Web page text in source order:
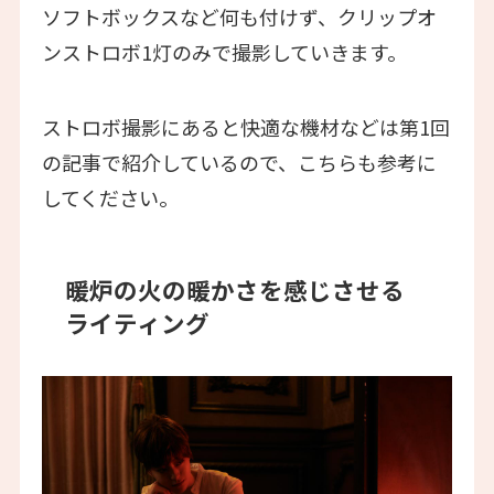
ソフトボックスなど何も付けず、クリップオ
ンストロボ1灯のみで撮影していきます。
ストロボ撮影にあると快適な機材などは第1回
の記事で紹介しているので、こちらも参考に
してください。
暖炉の火の暖かさを感じさせる
ライティング